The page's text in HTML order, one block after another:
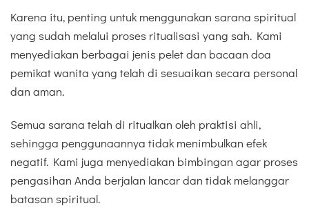
Karena itu, penting untuk menggunakan sarana spiritual
yang sudah melalui proses ritualisasi yang sah. Kami
menyediakan berbagai jenis pelet dan bacaan doa
pemikat wanita yang telah di sesuaikan secara personal
dan aman.
Semua sarana telah di ritualkan oleh praktisi ahli,
sehingga penggunaannya tidak menimbulkan efek
negatif. Kami juga menyediakan bimbingan agar proses
pengasihan Anda berjalan lancar dan tidak melanggar
batasan spiritual.